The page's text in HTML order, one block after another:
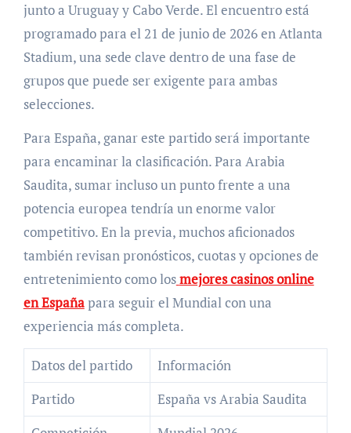
junto a Uruguay y Cabo Verde. El encuentro está
programado para el 21 de junio de 2026 en Atlanta
Stadium, una sede clave dentro de una fase de
grupos que puede ser exigente para ambas
selecciones.
Para España, ganar este partido será importante
para encaminar la clasificación. Para Arabia
Saudita, sumar incluso un punto frente a una
potencia europea tendría un enorme valor
competitivo. En la previa, muchos aficionados
también revisan pronósticos, cuotas y opciones de
entretenimiento como losmejores casinos online
en Españapara seguir el Mundial con una
experiencia más completa.
Datos del partido
Información
Partido
España vs Arabia Saudita